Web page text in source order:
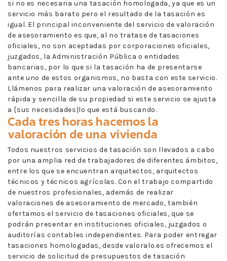
si no es necesaria una tasación homologada, ya que es un
servicio más barato pero el resultado de la tasación es
igual. El principal inconveniente del servicio de valoración
de asesoramiento es que, al no tratase de tasaciones
oficiales, no son aceptadas por corporaciones oficiales,
juzgados, la Administración Pública o entidades
bancarias, por lo que si la tasación ha de presentarse
ante uno de estos organismos, no basta con este servicio.
Llámenos para realizar una valoración de asesoramiento
rápida y sencilla de su propiedad si este servicio se ajusta
a {sus necesidades|lo que está buscando.
Cada tres horas hacemos la
valoración de una vivienda
Todos nuestros servicios de tasación son llevados a cabo
por una amplia red de trabajadores de diferentes ámbitos,
entre los que se encuentran arquitectos, arquitectos
técnicos y técnicos agrícolas. Con el trabajo compartido
de nuestros profesionales, además de realizar
valoraciones de asesoramiento de mercado, también
ofertamos el servicio de tasaciones oficiales, que se
podrán presentar en instituciones oficiales, juzgados o
auditorías contables independientes. Para poder entregar
tasaciones homologadas, desde valoralo.es ofrecemos el
servicio de solicitud de presupuestos de tasación